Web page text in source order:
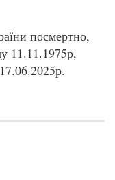
посмертно,
11.11.1975р,